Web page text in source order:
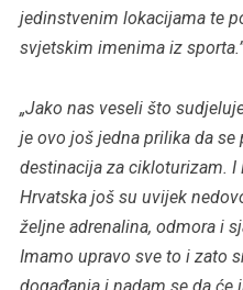
jedinstvenim lokacijama te
svjetskim imenima iz
„Jako nas veseli što
je ovo još jedna prilika da
destinacija za cikloturizam. I
Hrvatska još su uvijek
željne adrenalina, odmora i
Imamo upravo sve to i zato
događanja i nadam se da će